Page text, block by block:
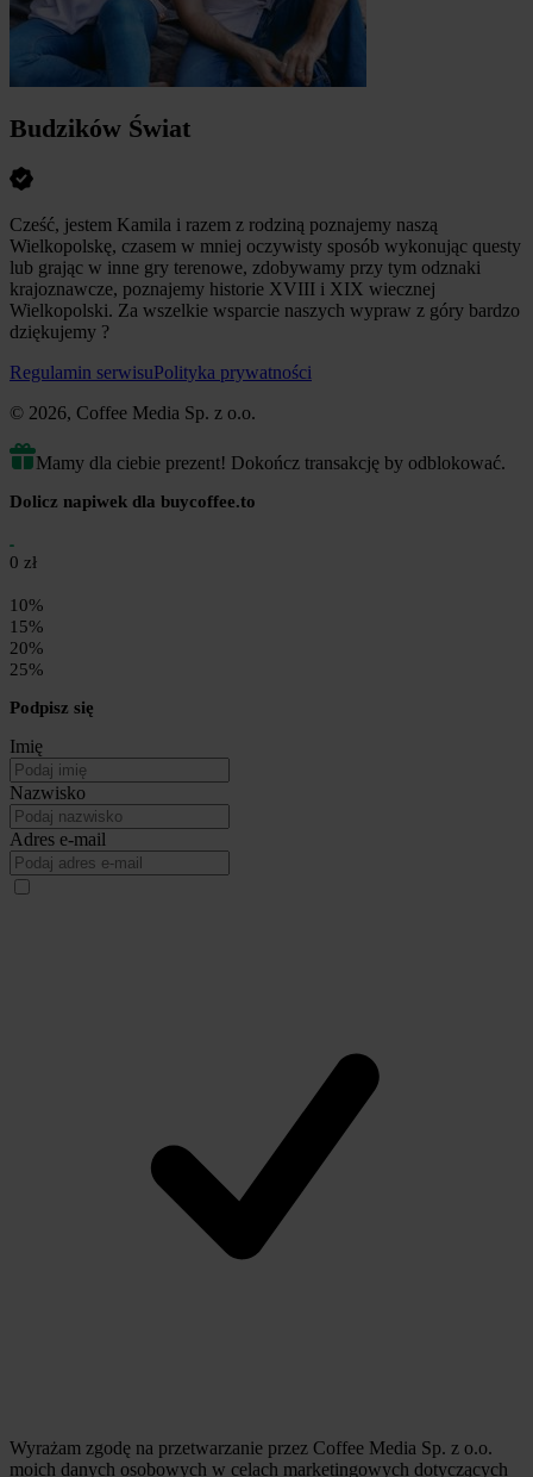
Budzików Świat
Cześć, jestem Kamila i razem z rodziną poznajemy naszą
Wielkopolskę, czasem w mniej oczywisty sposób wykonując questy
lub grając w inne gry terenowe, zdobywamy przy tym odznaki
krajoznawcze, poznajemy historie XVIII i XIX wiecznej
Wielkopolski. Za wszelkie wsparcie naszych wypraw z góry bardzo
dziękujemy ?
Regulamin serwisuPolityka prywatności
© 2026, Coffee Media Sp. z o.o.
Mamy dla ciebie prezent! Dokończ transakcję by odblokować.
Dolicz napiwek dla buycoffee.to
0 zł
10%
15%
20%
25%
Podpisz się
Imię
Nazwisko
Adres e-mail
Wyrażam zgodę na przetwarzanie przez Coffee Media Sp. z o.o.
moich danych osobowych w celach marketingowych dotyczących